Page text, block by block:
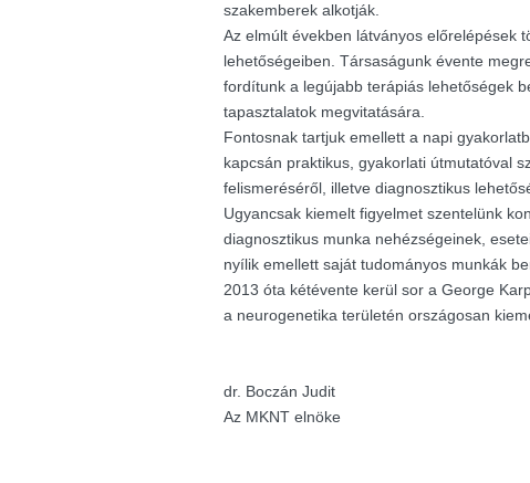
szakemberek alkotják.
Az elmúlt években látványos előrelépések
lehetőségeiben. Társaságunk évente
fordítunk a legújabb terápiás lehetőségek
tapasztalatok megvitatására.
Fontosnak tartjuk emellett a napi
kapcsán praktikus, gyakorlati útmutatóval
felismeréséről, illetve diagnosztikus
Ugyancsak kiemelt figyelmet szentelünk
diagnosztikus munka nehézségeinek,
nyílik emellett saját tudományos munkák
2013 óta kétévente kerül sor a George
a neurogenetika területén országosan
dr. Boczán Judit
Az MKNT elnöke